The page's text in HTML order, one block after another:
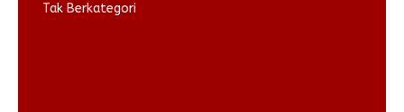
Tak Berkategori